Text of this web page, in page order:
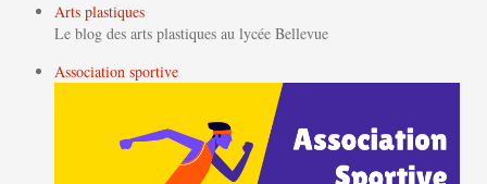
Arts plastiques
Le blog des arts plastiques au lycée Bellevue
Association sportive